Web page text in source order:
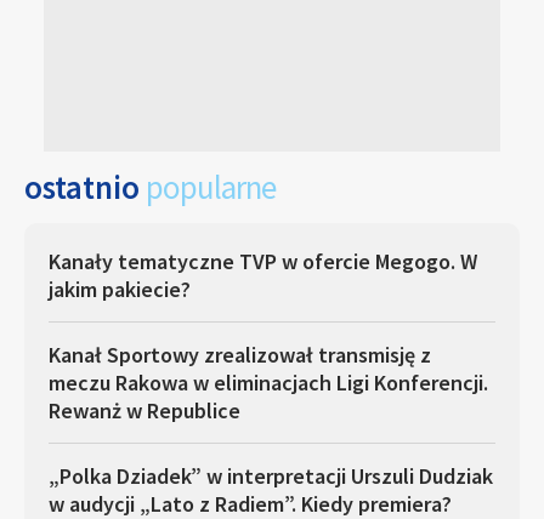
ostatnio popularne
Kanały tematyczne TVP w ofercie Megogo. W
jakim pakiecie?
Kanał Sportowy zrealizował transmisję z
meczu Rakowa w eliminacjach Ligi Konferencji.
Rewanż w Republice
„Polka Dziadek” w interpretacji Urszuli Dudziak
w audycji „Lato z Radiem”. Kiedy premiera?